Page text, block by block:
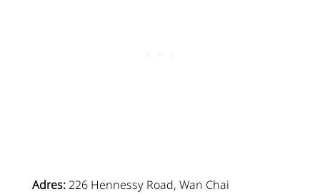
Adres:226 Hennessy Road, Wan Chai